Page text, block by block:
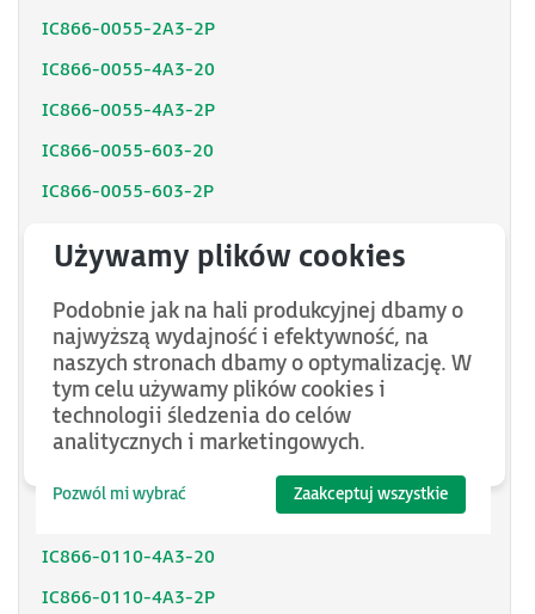
IC866-0055-2A3-2P
IC866-0055-4A3-20
IC866-0055-4A3-2P
IC866-0055-603-20
IC866-0055-603-2P
IC866-0075-2A3-2P
IC866-0075-4A3-20
IC866-0075-4A3-2P
IC866-0075-603-20
IC866-0075-603-2P
IC866-0110-4A3-20
IC866-0110-4A3-2P
Podobnie jak na hali produkcyjnej dbamy o
najwyższą wydajność i efektywność, na
naszych stronach dbamy o optymalizację. W
tym celu używamy plików cookies i
technologii śledzenia do celów
analitycznych i marketingowych.
Pozwól mi wybrać Zaakceptuj wszystkie